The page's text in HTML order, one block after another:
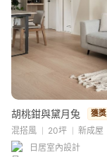
胡桃鉗與黛月兔 獲獎
混搭風 20坪
新成屋
日居室內設計